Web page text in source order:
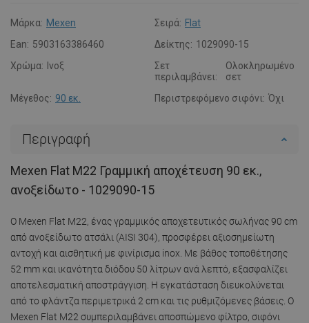
Μάρκα: Mexen Σειρά: Flat
Ean: 5903163386460 Δείκτης: 1029090-15
Χρώμα: Ινοξ
Σετ
περιλαμβάνει:
Ολοκληρωμένο
σετ
Μέγεθος: 90 εκ. Περιστρεφόμενο σιφόνι: Όχι
Περιγραφή
Mexen Flat M22 Γραμμική αποχέτευση 90 εκ.,
ανοξείδωτο - 1029090-15
Ο Mexen Flat M22, ένας γραμμικός αποχετευτικός σωλήνας 90 cm
από ανοξείδωτο ατσάλι (AISI 304), προσφέρει αξιοσημείωτη
αντοχή και αισθητική με φινίρισμα inox. Με βάθος τοποθέτησης
52 mm και ικανότητα διόδου 50 λίτρων ανά λεπτό, εξασφαλίζει
αποτελεσματική αποστράγγιση. Η εγκατάσταση διευκολύνεται
από το φλάντζα περιμετρικά 2 cm και τις ρυθμιζόμενες βάσεις. Ο
Mexen Flat M22 συμπεριλαμβάνει αποσπώμενο φίλτρο, σιφόνι